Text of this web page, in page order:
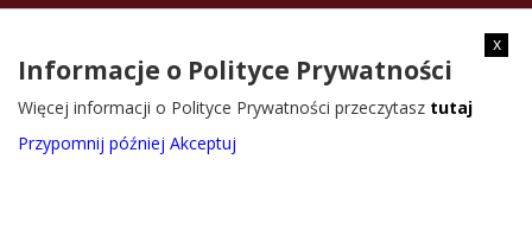
x
Informacje o Polityce Prywatności
Więcej informacji o Polityce Prywatności przeczytasz tutaj
Przypomnij później Akceptuj